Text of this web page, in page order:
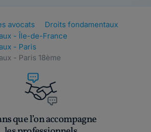
avocats
Droits fondamentaux
- Île-de-France
- Paris
- Paris 18ème
que l’on accompagne